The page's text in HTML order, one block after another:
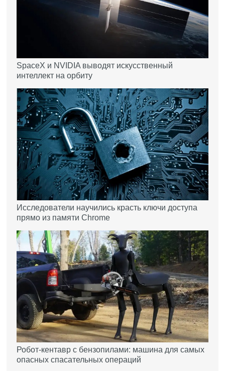
SpaceX и NVIDIA выводят искусственный
интеллект на орбиту
Исследователи научились красть ключи доступа
прямо из памяти Chrome
Робот-кентавр с бензопилами: машина для самых
опасных спасательных операций